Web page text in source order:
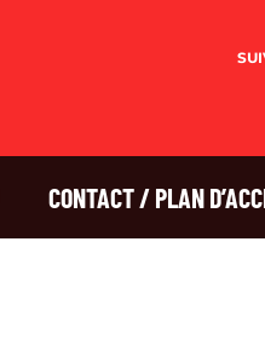
CONTACT / PLAN